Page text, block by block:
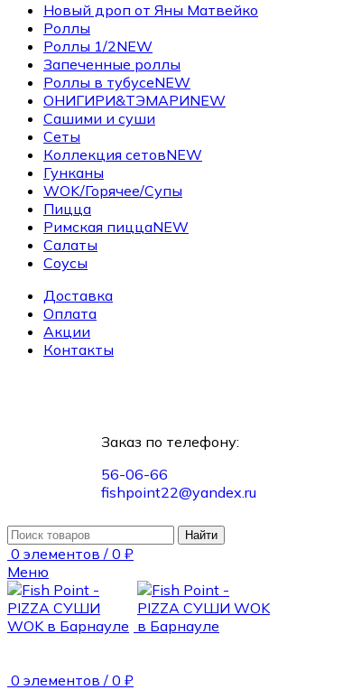
Новый дроп от Яны Матвейко
Роллы
Роллы 1/2NEW
Запеченные роллы
Роллы в тубусеNEW
ОНИГИРИ&ТЭМАРИNEW
Сашими и суши
Сеты
Коллекция сетовNEW
Гунканы
WOK/Горячее/Супы
Пицца
Римская пиццаNEW
Салаты
Соусы
Доставка
Оплата
Акции
Контакты
Заказ по телефону:
56-06-66
fishpoint22@yandex.ru
Найти
0 элементов / 0 ₽
Меню
0 элементов / 0 ₽